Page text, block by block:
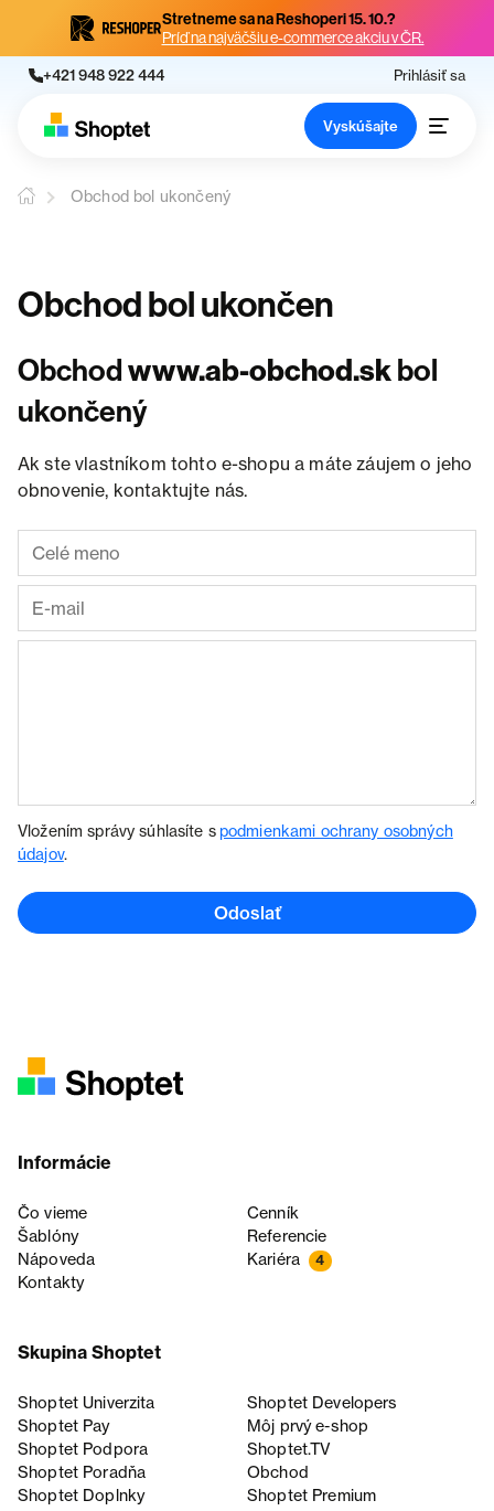
Stretneme sa na Reshoperi 15. 10.?
Príď na najväčšiu e-commerce akciu v ČR.
+421 948 922 444 Prihlásiť sa
Vyskúšajte
Obchod bol ukončený
Obchod bol ukončen
Obchodwww.ab-obchod.skbol
ukončený
Ak ste vlastníkom tohto e-shopu a máte záujem o jeho
obnovenie, kontaktujte nás.
Vložením správy súhlasíte spodmienkami ochrany osobných
údajov.
Odoslať
Informácie
Čo vieme
Cenník
Šablóny
Referencie
Nápoveda
Kariéra 4
Kontakty
Skupina Shoptet
Shoptet Univerzita
Shoptet Developers
Shoptet Pay
Môj prvý e-shop
Shoptet Podpora
Shoptet.TV
Shoptet Poradňa
Obchod
Shoptet Doplnky
Shoptet Premium